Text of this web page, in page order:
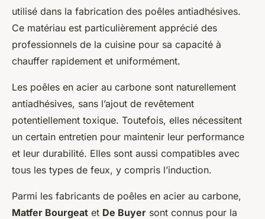
utilisé dans la fabrication des poêles antiadhésives.
Ce matériau est particulièrement apprécié des
professionnels de la cuisine pour sa capacité à
chauffer rapidement et uniformément.
Les poêles en acier au carbone sont naturellement
antiadhésives, sans l’ajout de revêtement
potentiellement toxique. Toutefois, elles nécessitent
un certain entretien pour maintenir leur performance
et leur durabilité. Elles sont aussi compatibles avec
tous les types de feux, y compris l’induction.
Parmi les fabricants de poêles en acier au carbone,
Matfer Bourgeat et De Buyer sont connus pour la